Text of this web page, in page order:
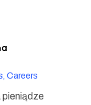
Careers
pieniądze